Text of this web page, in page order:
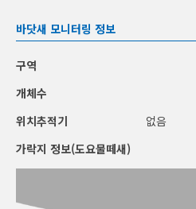
바닷새 모니터링 정보
구역
개체수
위치추적기
없음
가락지 정보(도요물떼새)